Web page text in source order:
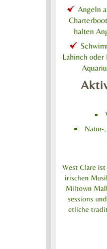
Angeln
halten
Lahinch oder
Natur-
West Clare
irischen
Miltown
sessions
etliche